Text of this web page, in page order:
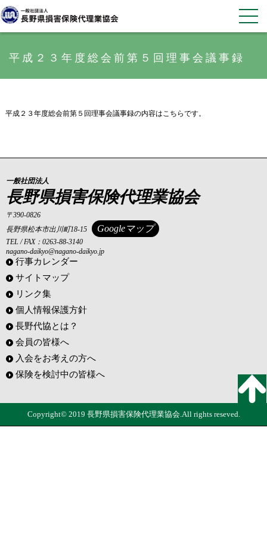
平成２３年度総会前第５回理事会議事録
平成２３年度総会前第５回理事会議事録の内容はこちらです。
一般社団法人
長野県損害保険代理業協会
〒390-0826
長野県松本市出川町18-15
Googleマップ
TEL / FAX：0263-88-3140
nagano-daikyo@nagano-daikyo.jp
行事カレンダー
サイトマップ
リンク集
個人情報保護方針
長野代協とは？
会員の皆様へ
入会をお考えの方へ
保険を検討中の皆様へ
Copyright© 2019 長野県損害保険代理業協会.All rights reseved.